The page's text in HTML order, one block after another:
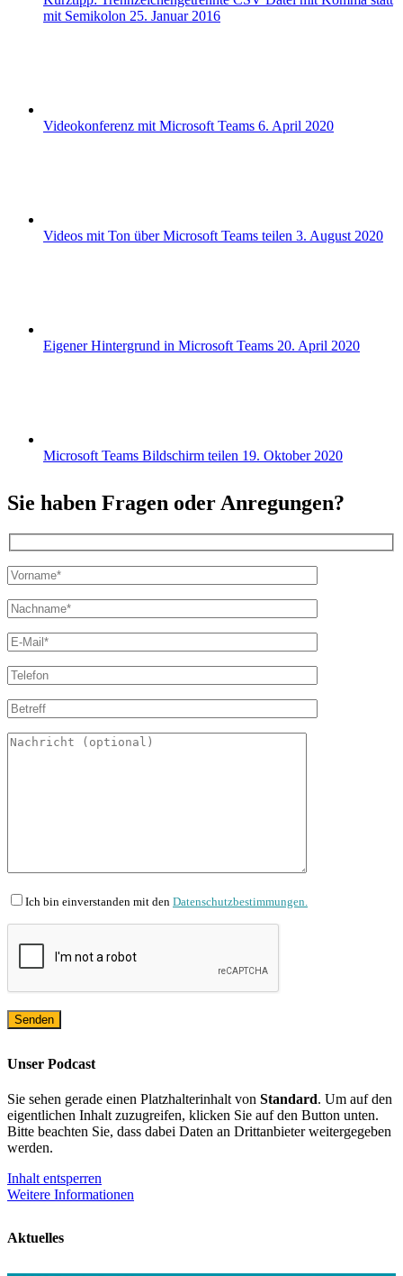
mit Semikolon 25. Januar 2016
Videokonferenz mit Microsoft Teams 6. April 2020
Videos mit Ton über Microsoft Teams teilen 3. August 2020
Eigener Hintergrund in Microsoft Teams 20. April 2020
Microsoft Teams Bildschirm teilen 19. Oktober 2020
Sie haben Fragen oder Anregungen?
Ich bin einverstanden mit den Datenschutzbestimmungen.
Unser Podcast
Sie sehen gerade einen Platzhalterinhalt von Standard. Um auf den
eigentlichen Inhalt zuzugreifen, klicken Sie auf den Button unten.
Bitte beachten Sie, dass dabei Daten an Drittanbieter weitergegeben
werden.
Inhalt entsperren
Weitere Informationen
Aktuelles